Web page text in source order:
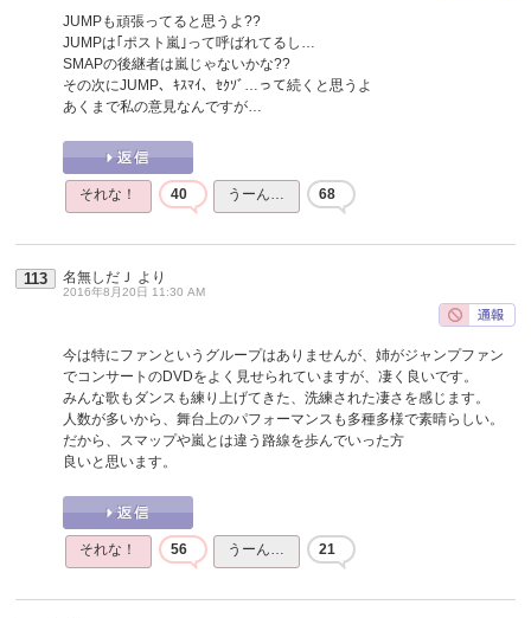
JUMPも頑張ってると思うよ??
JUMPは｢ポスト嵐｣って呼ばれてるし…
SMAPの後継者は嵐じゃないかな??
その次にJUMP、ｷｽﾏｲ、ｾｸｿﾞ…って続くと思うよ
あくまで私の意見なんですが…
それな！ 40 うーん… 68
113 名無しだＪ より
2016年8月20日 11:30 AM
今は特にファンというグループはありませんが、姉がジャンプファン
でコンサートのDVDをよく見せられていますが、凄く良いです。
みんな歌もダンスも練り上げてきた、洗練された凄さを感じます。
人数が多いから、舞台上のパフォーマンスも多種多様で素晴らしい。
だから、スマップや嵐とは違う路線を歩んでいった方
良いと思います。
それな！ 56 うーん… 21